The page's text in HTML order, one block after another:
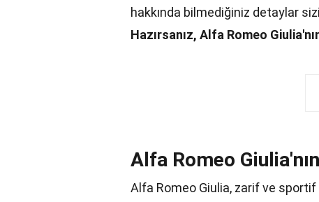
hakkında bilmediğiniz detaylar
Hazırsanız, Alfa Romeo
Alfa Romeo
Alfa Romeo Giulia, zarif ve